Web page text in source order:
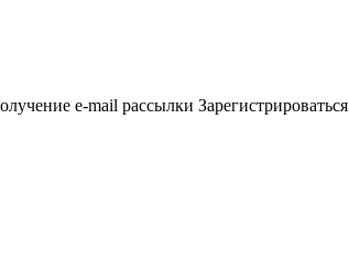
e-mail рассылки Зарегистрироваться